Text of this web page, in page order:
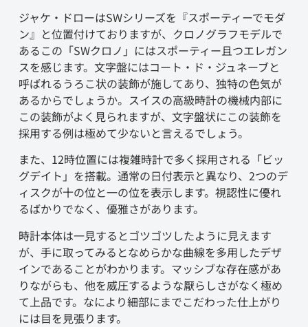
ジャケ・ドローはSWシリーズを『スポーティーでモダ
ン』と位置付けておりますが、クロノグラフモデルで
あるこの「SWクロノ」にはスポーティー且つエレガン
スを感じます。文字盤にはコート・ド・ジュネーブと
呼ばれるうろこ状の装飾が施してあり、独特の色気が
あるからでしょうか。スイスの高級時計の機械内部に
この装飾がよく見られますが、文字盤状にこの装飾を
採用する例は極めて少ないと言えるでしょう。
また、12時位置には複雑時計で多く採用される「ビッ
グデイト」を搭載。通常の日付表示と異なり、2つのデ
ィスクが十の位と一の位を表示します。視認性に優れ
るばかりでなく、優雅さがあります。
時計本体は一見するとゴツゴツしたように見えます
が、手に取ってみるとなめらかな曲線を多用したデザ
インであることがわかります。マッシブな存在感があ
りながらも、他を威圧するような厭らしさがなく極め
て上品です。なにより細部にまでこだわった仕上がり
には目を見張ります。